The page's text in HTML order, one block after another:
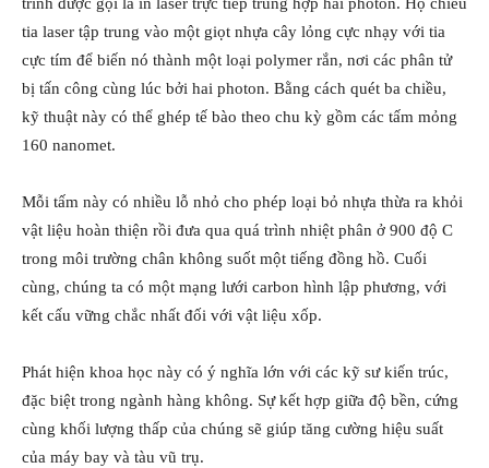
trình được gọi là in laser trực tiếp trùng hợp hai photon. Họ chiếu
tia laser tập trung vào một giọt nhựa cây lỏng cực nhạy với tia
cực tím để biến nó thành một loại polymer rắn, nơi các phân tử
bị tấn công cùng lúc bởi hai photon. Bằng cách quét ba chiều,
kỹ thuật này có thể ghép tế bào theo chu kỳ gồm các tấm mỏng
160 nanomet.
Mỗi tấm này có nhiều lỗ nhỏ cho phép loại bỏ nhựa thừa ra khỏi
vật liệu hoàn thiện rồi đưa qua quá trình nhiệt phân ở 900 độ C
trong môi trường chân không suốt một tiếng đồng hồ. Cuối
cùng, chúng ta có một mạng lưới carbon hình lập phương, với
kết cấu vững chắc nhất đối với vật liệu xốp.
Phát hiện khoa học này có ý nghĩa lớn với các kỹ sư kiến trúc,
đặc biệt trong ngành hàng không. Sự kết hợp giữa độ bền, cứng
cùng khối lượng thấp của chúng sẽ giúp tăng cường hiệu suất
của máy bay và tàu vũ trụ.